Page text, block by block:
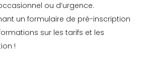
ou d’urgence.
un formulaire de pré-inscription
sur les tarifs et les
!